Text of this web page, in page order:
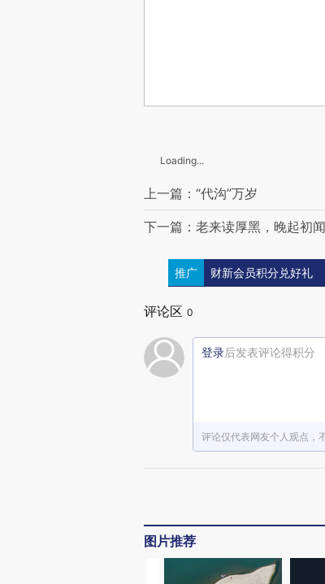
Loading...
上一篇：“代沟”万岁
下一篇：老来读厚黑，晚起初
推广 财新会员积分兑好礼
评论区 0
登录后发表评论得积分
评论仅代表网友个人观点，
图片推荐